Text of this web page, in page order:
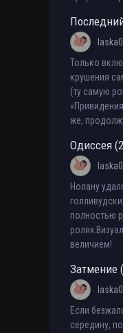
Только
крушения
(ту самую
же,
Одиссея
Нолану
полностью
величием!
Затмение
Если
середину,